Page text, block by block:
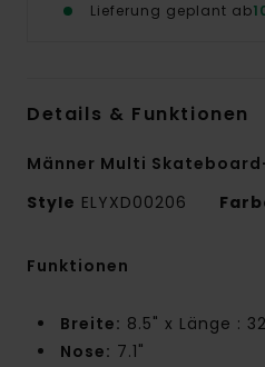
Lieferung geplant ab
Details & Funktionen
Männer Multi
Style ELYXD00206
Funktionen
Breite: 8.5" x Länge :
Nose: 7.1"